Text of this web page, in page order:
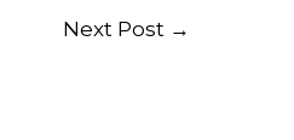
Next Post →